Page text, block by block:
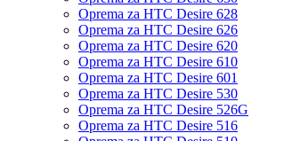
Oprema za HTC Desire 628
Oprema za HTC Desire 626
Oprema za HTC Desire 620
Oprema za HTC Desire 610
Oprema za HTC Desire 601
Oprema za HTC Desire 530
Oprema za HTC Desire 526G
Oprema za HTC Desire 516